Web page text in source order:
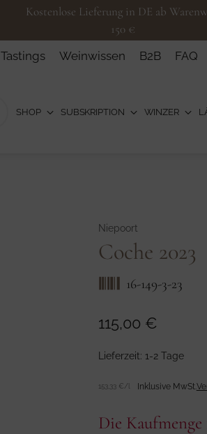
Kostenlose Lieferung in DE ab
150 €
Tastings Weinwissen B2B FAQ
SHOP SUBSKRIPTION WINZER
Niepoort
Coche 2023
16-149-3-23
Regulärer
115,00 €
Lieferzeit: 1-2 Tage
Stückpreis153,33 € /perInklusive MwSt.
Die